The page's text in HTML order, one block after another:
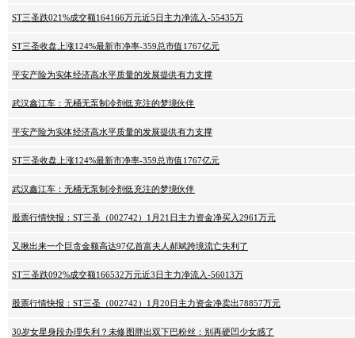
ST三圣跌021%成交额164166万元近5日主力净流入-55435万
ST三圣收盘上涨124%最新市净率-359总市值1767亿元
平安产险为实体经济高水平质量的发展提供有力支撑
武汉鑫江车：无桶无泵制冷剂低充注的梦境伙伴
平安产险为实体经济高水平质量的发展提供有力支撑
ST三圣收盘上涨124%最新市净率-359总市值1767亿元
武汉鑫江车：无桶无泵制冷剂低充注的梦境伙伴
股票行情快报：ST三圣（002742）1月21日主力资金净买入2961万元
又揪出来一个巨贪金额高达97亿首富夫人郝斌跨境流亡失利了
ST三圣跌092%成交额166532万元近3日主力净流入-56013万
股票行情快报：ST三圣（002742）1月20日主力资金净卖出78857万元
30岁女星身段办理失利？未修图胖出双下巴粉丝：别再硬凹少女感了